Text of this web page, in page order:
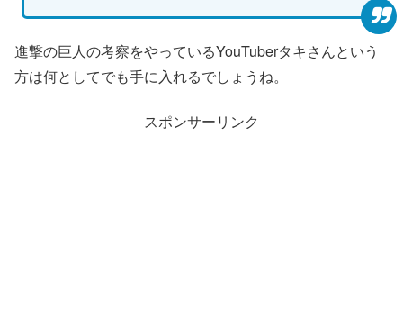
進撃の巨人の考察をやっているYouTuberタキさんという
方は何としてでも手に入れるでしょうね。
スポンサーリンク